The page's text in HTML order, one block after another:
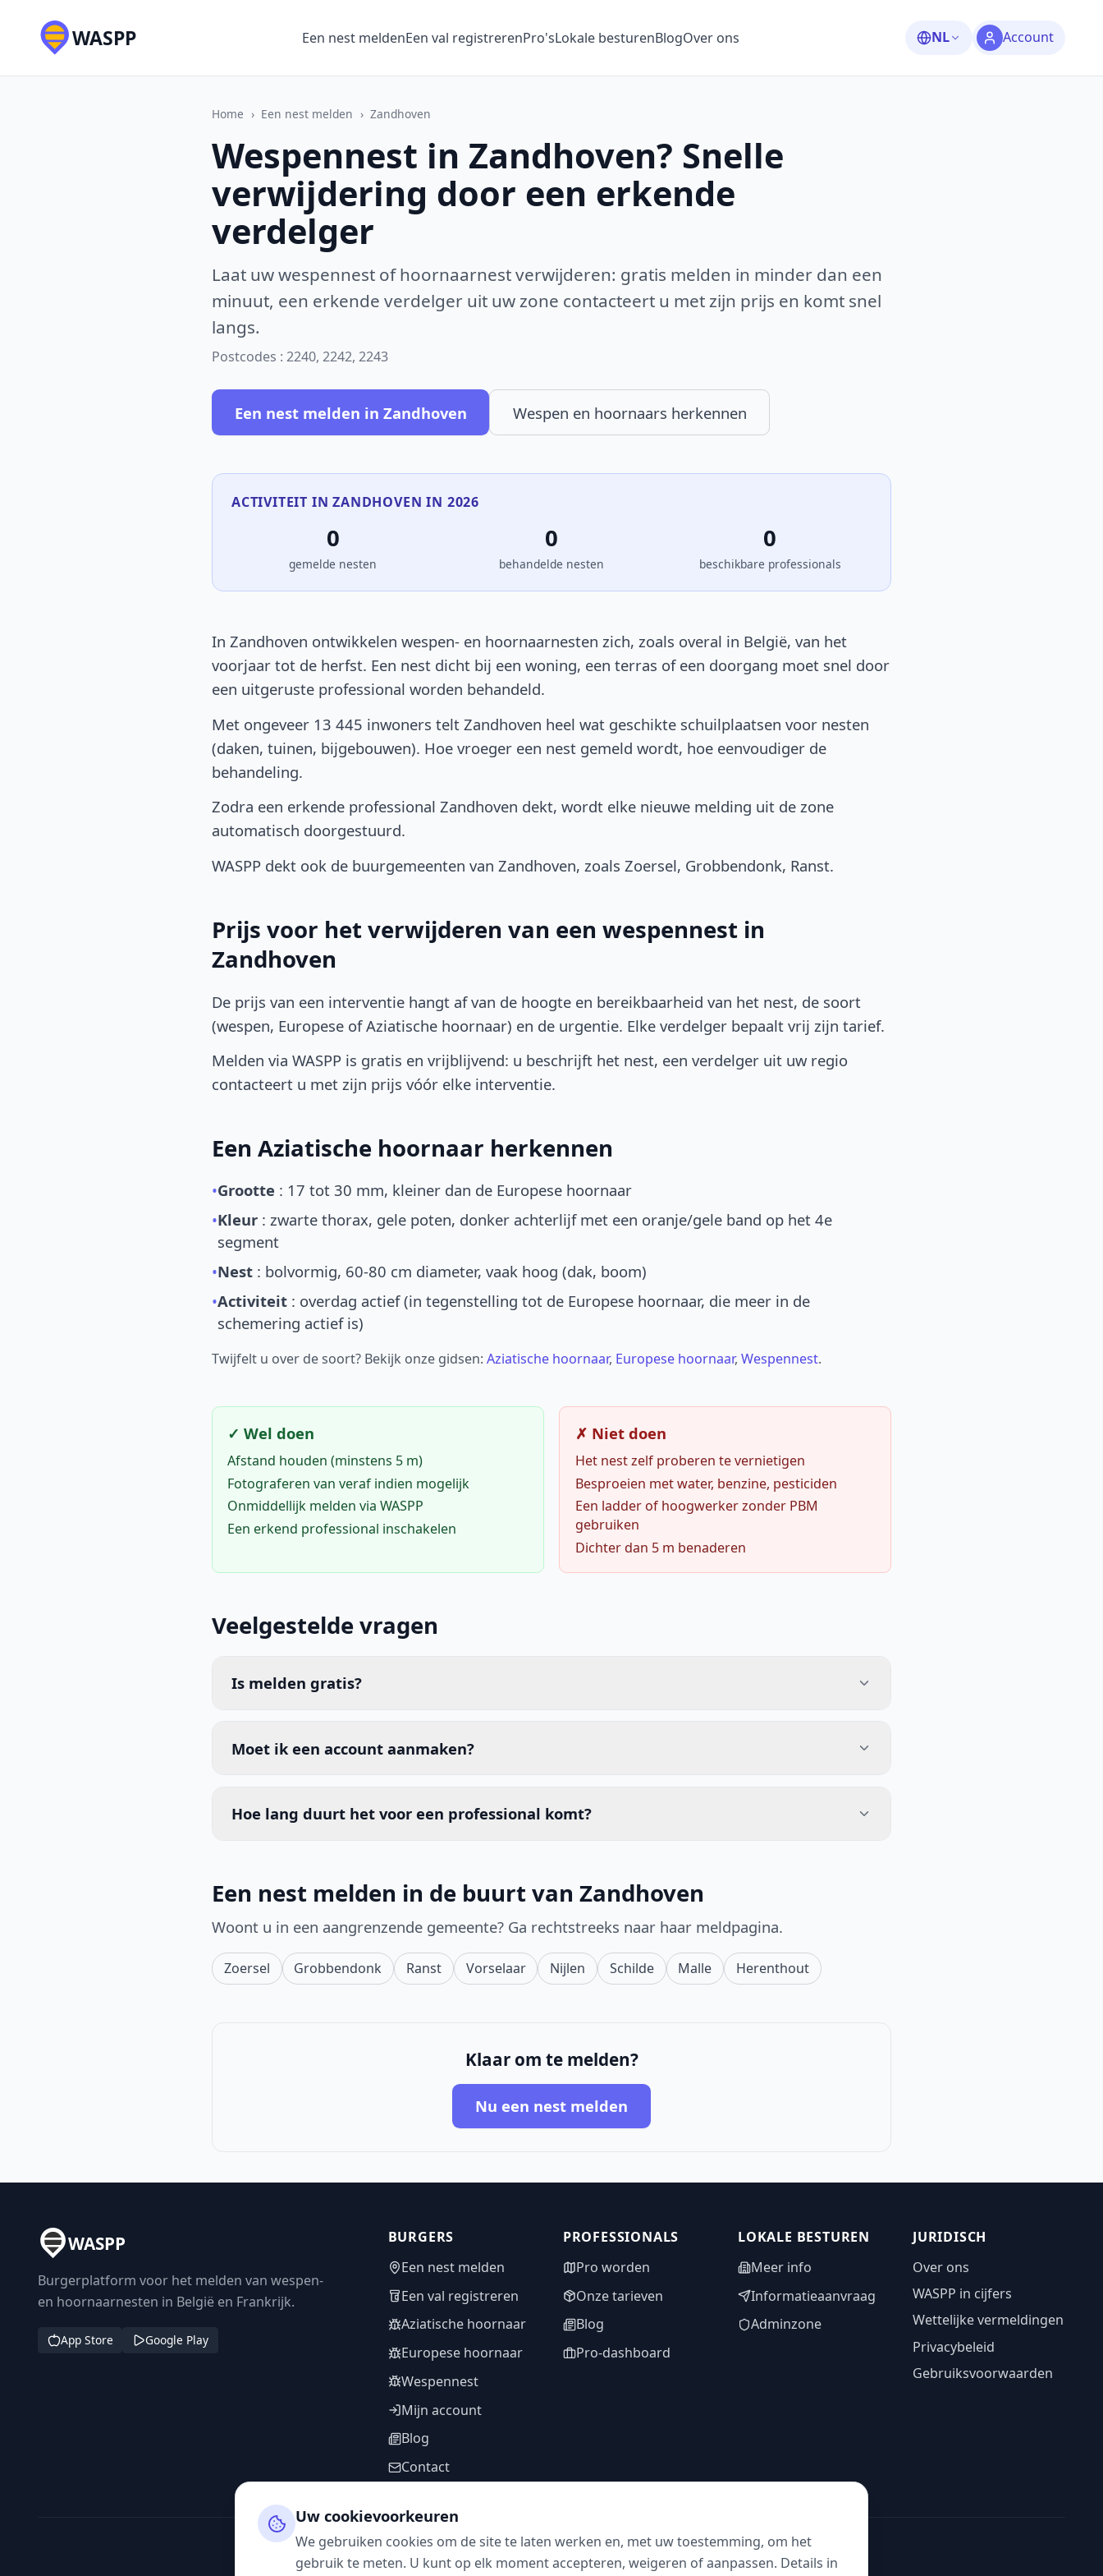
WASPP Een nest meldenEen val registrerenPro'sLokale besturenBlogOver ons NL Account
Home › Een nest melden › Zandhoven
Wespennest in Zandhoven? Snelle
verwijdering door een erkende
verdelger
Laat uw wespennest of hoornaarnest verwijderen: gratis melden in minder dan een
minuut, een erkende verdelger uit uw zone contacteert u met zijn prijs en komt snel
langs.
Postcodes : 2240, 2242, 2243
Een nest melden in Zandhoven Wespen en hoornaars herkennen
ACTIVITEIT IN ZANDHOVEN IN 2026
0
gemelde nesten
0
behandelde nesten
0
beschikbare professionals
In Zandhoven ontwikkelen wespen- en hoornaarnesten zich, zoals overal in België, van het
voorjaar tot de herfst. Een nest dicht bij een woning, een terras of een doorgang moet snel door
een uitgeruste professional worden behandeld.
Met ongeveer 13 445 inwoners telt Zandhoven heel wat geschikte schuilplaatsen voor nesten
(daken, tuinen, bijgebouwen). Hoe vroeger een nest gemeld wordt, hoe eenvoudiger de
behandeling.
Zodra een erkende professional Zandhoven dekt, wordt elke nieuwe melding uit de zone
automatisch doorgestuurd.
WASPP dekt ook de buurgemeenten van Zandhoven, zoals Zoersel, Grobbendonk, Ranst.
Prijs voor het verwijderen van een wespennest in
Zandhoven
De prijs van een interventie hangt af van de hoogte en bereikbaarheid van het nest, de soort
(wespen, Europese of Aziatische hoornaar) en de urgentie. Elke verdelger bepaalt vrij zijn tarief.
Melden via WASPP is gratis en vrijblijvend: u beschrijft het nest, een verdelger uit uw regio
contacteert u met zijn prijs vóór elke interventie.
Een Aziatische hoornaar herkennen
•Grootte : 17 tot 30 mm, kleiner dan de Europese hoornaar
•Kleur : zwarte thorax, gele poten, donker achterlijf met een oranje/gele band op het 4e
segment
•Nest : bolvormig, 60-80 cm diameter, vaak hoog (dak, boom)
•Activiteit : overdag actief (in tegenstelling tot de Europese hoornaar, die meer in de
schemering actief is)
Twijfelt u over de soort? Bekijk onze gidsen: Aziatische hoornaar, Europese hoornaar, Wespennest.
✓ Wel doen
Afstand houden (minstens 5 m)
Fotograferen van veraf indien mogelijk
Onmiddellijk melden via WASPP
Een erkend professional inschakelen
✗ Niet doen
Het nest zelf proberen te vernietigen
Besproeien met water, benzine, pesticiden
Een ladder of hoogwerker zonder PBM
gebruiken
Dichter dan 5 m benaderen
Veelgestelde vragen
Is melden gratis?
Moet ik een account aanmaken?
Hoe lang duurt het voor een professional komt?
Een nest melden in de buurt van Zandhoven
Woont u in een aangrenzende gemeente? Ga rechtstreeks naar haar meldpagina.
Zoersel Grobbendonk Ranst Vorselaar Nijlen Schilde Malle Herenthout
Klaar om te melden?
Nu een nest melden
WASPP
Burgerplatform voor het melden van wespen-
en hoornaarnesten in België en Frankrijk.
App Store Google Play
BURGERS
Een nest melden
Een val registreren
Aziatische hoornaar
Europese hoornaar
Wespennest
Mijn account
Blog
Contact
PROFESSIONALS
Pro worden
Onze tarieven
Blog
Pro-dashboard
LOKALE BESTUREN
Meer info
Informatieaanvraag
Adminzone
JURIDISCH
Over ons
WASPP in cijfers
Wettelijke vermeldingen
Privacybeleid
Gebruiksvoorwaarden
VOLG ONS
Uw cookievoorkeuren
We gebruiken cookies om de site te laten werken en, met uw toestemming, om het
gebruik te meten. U kunt op elk moment accepteren, weigeren of aanpassen. Details in